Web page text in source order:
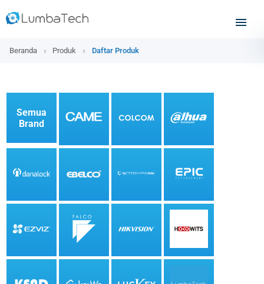
Beranda Produk Daftar Produk
Semua
Brand